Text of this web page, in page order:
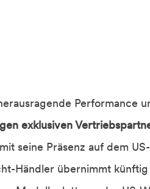
Performance
exklusiven
seine Präsenz auf dem
Händler übernimmt